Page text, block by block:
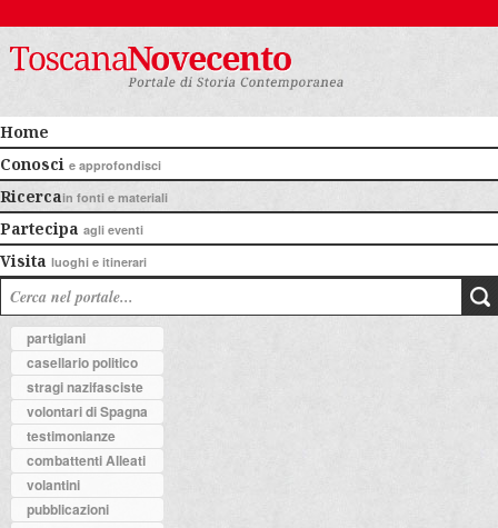
Home
Conosci e approfondisci
Ricercain fonti e materiali
Partecipa agli eventi
Visita luoghi e itinerari
partigiani
casellario politico
stragi nazifasciste
volontari di Spagna
testimonianze
combattenti Alleati
volantini
pubblicazioni